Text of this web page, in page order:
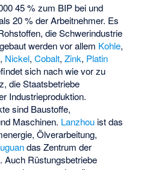
45 % zum BIP bei und
20 % der Arbeitnehmer. Es
die Schwerindustrie
werden vor allem Kohle,
, Nickel,Cobalt,Zink, Platin
sich nach wie vor zu
die Staatsbetriebe
Industrieproduktion.
sind Baustoffe,
Maschinen. Lanzhou ist das
Ölverarbeitung,
das Zentrum der
Auch Rüstungsbetriebe